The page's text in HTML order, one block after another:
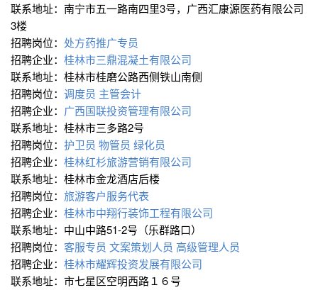
联系地址：南宁市五一路南四里3号，广西汇康源医药有限公司
3楼
招聘岗位： 处方药推广专员
招聘企业： 桂林市三鼎混凝土有限公司
联系地址：桂林市桂磨公路西侧铁山南侧
招聘岗位： 调度员 主管会计
招聘企业： 广西国联投资管理有限公司
联系地址：桂林市三多路2号
招聘岗位： 护卫员 物管员 绿化员
招聘企业： 桂林红杉旅游营销有限公司
联系地址：桂林市金龙酒店后楼
招聘岗位： 旅游客户服务代表
招聘企业： 桂林市中翔行装饰工程有限公司
联系地址：中山中路51-2号（乐群路口）
招聘岗位： 客服专员 文案策划人员 高级管理人员
招聘企业： 桂林市耀辉投资发展有限公司
联系地址：市七星区空明西路１６号